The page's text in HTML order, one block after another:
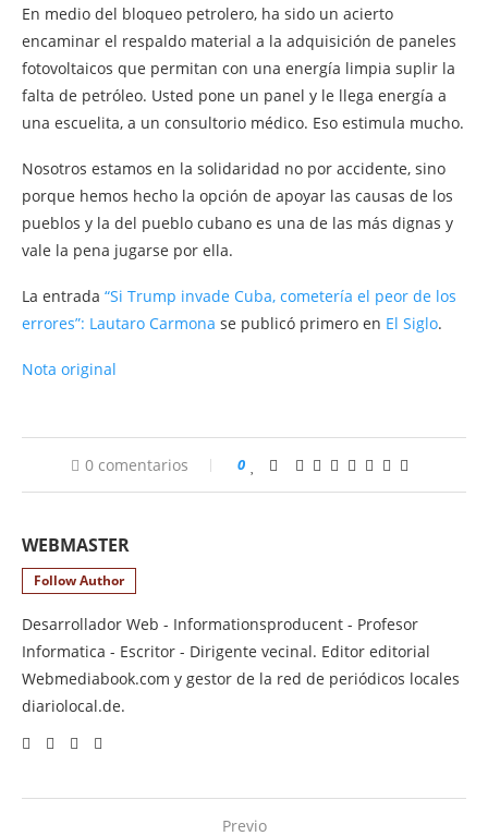
En medio del bloqueo petrolero, ha sido un acierto
encaminar el respaldo material a la adquisición de paneles
fotovoltaicos que permitan con una energía limpia suplir la
falta de petróleo. Usted pone un panel y le llega energía a
una escuelita, a un consultorio médico. Eso estimula mucho.
Nosotros estamos en la solidaridad no por accidente, sino
porque hemos hecho la opción de apoyar las causas de los
pueblos y la del pueblo cubano es una de las más dignas y
vale la pena jugarse por ella.
La entrada “Si Trump invade Cuba, cometería el peor de los
errores”: Lautaro Carmona se publicó primero en El Siglo.
Nota original
0 comentarios 0
WEBMASTER
Follow Author
Desarrollador Web - Informationsproducent - Profesor
Informatica - Escritor - Dirigente vecinal. Editor editorial
Webmediabook.com y gestor de la red de periódicos locales
diariolocal.de.
Previo